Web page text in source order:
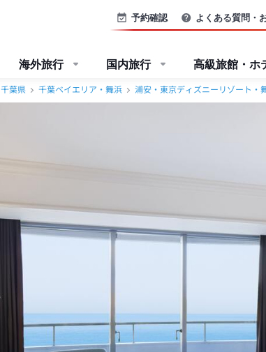
予約確認 よくある質問・
海外旅行 国内旅行 高級旅館・ホ
千葉県 千葉ベイエリア・舞浜 浦安・東京ディズニーリゾート・